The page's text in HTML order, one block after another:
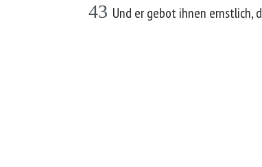
43 Und er gebot ihnen ernstlich,